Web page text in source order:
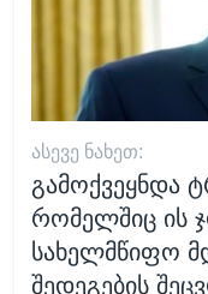
ᲐᲡᲔᲕᲔ ᲜᲐᲮᲔᲗ:
გამოქვეყნდა
რომელშიც ის
სახელმწიფო
შედეგების